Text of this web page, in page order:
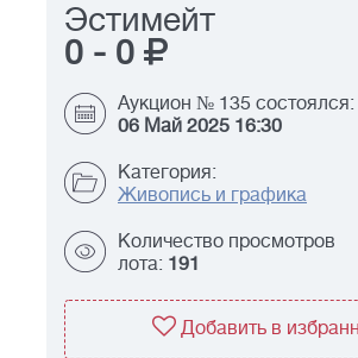
Эстимейт
0 - 0
Аукцион № 135 состоялся:
06 Май 2025 16:30
Категория:
Живопись и графика
Количество просмотров
лота: 191
Добавить в